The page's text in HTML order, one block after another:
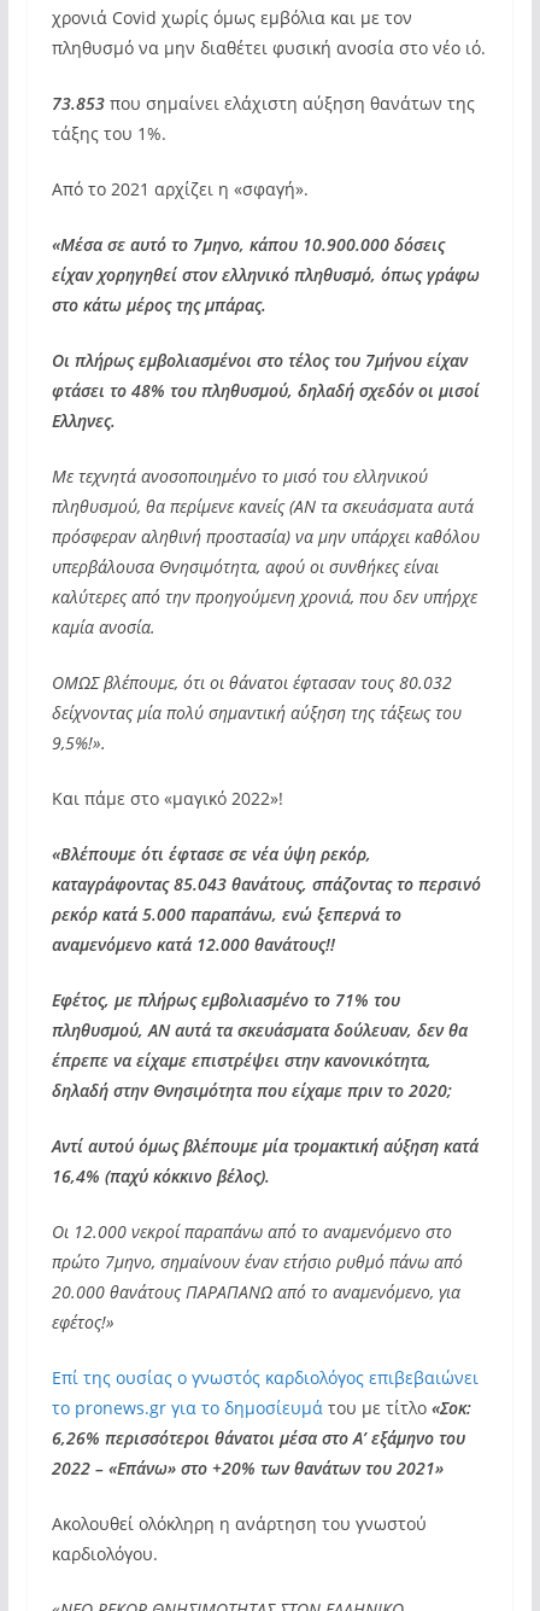
χρονιά Covid χωρίς όμως εμβόλια και με τον
πληθυσμό να μην διαθέτει φυσική ανοσία στο νέο ιό.
73.853που σημαίνει ελάχιστη αύξηση θανάτων της
τάξης του 1%.
Από το 2021 αρχίζει η «σφαγή».
«Μέσα σε αυτό το 7μηνο, κάπου 10.900.000 δόσεις
είχαν χορηγηθεί στον ελληνικό πληθυσμό, όπως γράφω
στο κάτω μέρος της μπάρας.
Οι πλήρως εμβολιασμένοι στο τέλος του 7μήνου είχαν
φτάσει το 48% του πληθυσμού, δηλαδή σχεδόν οι μισοί
Ελληνες.
Με τεχνητά ανοσοποιημένο το μισό του ελληνικού
πληθυσμού, θα περίμενε κανείς (ΑΝ τα σκευάσματα αυτά
πρόσφεραν αληθινή προστασία) να μην υπάρχει καθόλου
υπερβάλουσα Θνησιμότητα, αφού οι συνθήκες είναι
καλύτερες από την προηγούμενη χρονιά, που δεν υπήρχε
καμία ανοσία.
ΟΜΩΣ βλέπουμε, ότι οι θάνατοι έφτασαν τους 80.032
δείχνοντας μία πολύ σημαντική αύξηση της τάξεως του
9,5%!».
Και πάμε στο «μαγικό 2022»!
«Βλέπουμε ότι έφτασε σε νέα ύψη ρεκόρ,
καταγράφοντας 85.043 θανάτους, σπάζοντας το περσινό
ρεκόρ κατά 5.000 παραπάνω, ενώ ξεπερνά το
αναμενόμενο κατά 12.000 θανάτους!!
Εφέτος, με πλήρως εμβολιασμένο το 71% του
πληθυσμού, ΑΝ αυτά τα σκευάσματα δούλευαν, δεν θα
έπρεπε να είχαμε επιστρέψει στην κανονικότητα,
δηλαδή στην Θνησιμότητα που είχαμε πριν το 2020;
Αντί αυτού όμως βλέπουμε μία τρομακτική αύξηση κατά
16,4% (παχύ κόκκινο βέλος).
Οι 12.000 νεκροί παραπάνω από το αναμενόμενο στο
πρώτο 7μηνο, σημαίνουν έναν ετήσιο ρυθμό πάνω από
20.000 θανάτους ΠΑΡΑΠΑΝΩ από το αναμενόμενο, για
εφέτος!»
Επί της ουσίας ο γνωστός καρδιολόγος επιβεβαιώνει
το pronews.gr για το δημοσίευμάτου με τίτλο «Σοκ:
6,26% περισσότεροι θάνατοι μέσα στο Α’ εξάμηνο του
2022 – «Επάνω» στο +20% των θανάτων του 2021»
Ακολουθεί ολόκληρη η ανάρτηση του γνωστού
καρδιολόγου.